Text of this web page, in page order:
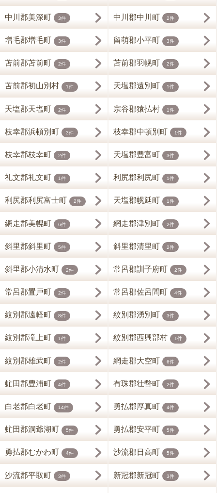
中川郡美深町 3件 中川郡中川町 2件
増毛郡増毛町 3件 留萌郡小平町 3件
苫前郡苫前町 2件 苫前郡羽幌町 2件
苫前郡初山別村 1件 天塩郡遠別町 1件
天塩郡天塩町 2件 宗谷郡猿払村 1件
枝幸郡浜頓別町 3件 枝幸郡中頓別町 1件
枝幸郡枝幸町 2件 天塩郡豊富町 3件
礼文郡礼文町 1件 利尻郡利尻町 1件
利尻郡利尻富士町 2件 天塩郡幌延町 1件
網走郡美幌町 6件 網走郡津別町 2件
斜里郡斜里町 5件 斜里郡清里町 2件
斜里郡小清水町 2件 常呂郡訓子府町 2件
常呂郡置戸町 2件 常呂郡佐呂間町 4件
紋別郡遠軽町 8件 紋別郡湧別町 3件
紋別郡滝上町 1件 紋別郡西興部村 1件
紋別郡雄武町 2件 網走郡大空町 6件
虻田郡豊浦町 4件 有珠郡壮瞥町 2件
白老郡白老町 14件 勇払郡厚真町 4件
虻田郡洞爺湖町 5件 勇払郡安平町 5件
勇払郡むかわ町 4件 沙流郡日高町 5件
沙流郡平取町 3件 新冠郡新冠町 3件